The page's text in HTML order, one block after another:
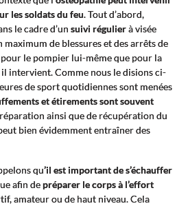
les soldats du feu. Tout d’abord,
le cadre d’un suivi régulierà visée
de blessures et des arrêts de
le pompier lui-même que pour la
intervient. Comme nous le disions ci-
de sport quotidiennes sont menées
et étirements sont souvent
ainsi que de récupération du
bien évidemment entraîner des
qu’il est important de s’échauffer
afin depréparer le corps à l’effort
amateur ou de haut niveau. Cela